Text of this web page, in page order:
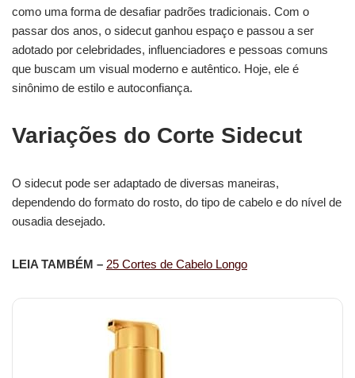
como uma forma de desafiar padrões tradicionais. Com o
passar dos anos, o sidecut ganhou espaço e passou a ser
adotado por celebridades, influenciadores e pessoas comuns
que buscam um visual moderno e autêntico. Hoje, ele é
sinônimo de estilo e autoconfiança.
Variações do Corte Sidecut
O sidecut pode ser adaptado de diversas maneiras,
dependendo do formato do rosto, do tipo de cabelo e do nível de
ousadia desejado.
LEIA TAMBÉM – 25 Cortes de Cabelo Longo